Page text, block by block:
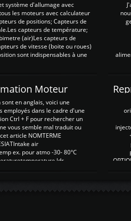
système d'allumage avec
les moteurs avec calculateur
de positions; Capteurs de
capteurs de température;
(air)Les capteurs de
de vitesse (boite ou roues)
sont indispensables à une
Moteur
en anglais, voici une
employés dans le cadre d'une
Ctrl + F pour rechercher un
vous semble mal traduit ou
article NOMTERME
air
ex. pour atmo -30- 80°C
ldr